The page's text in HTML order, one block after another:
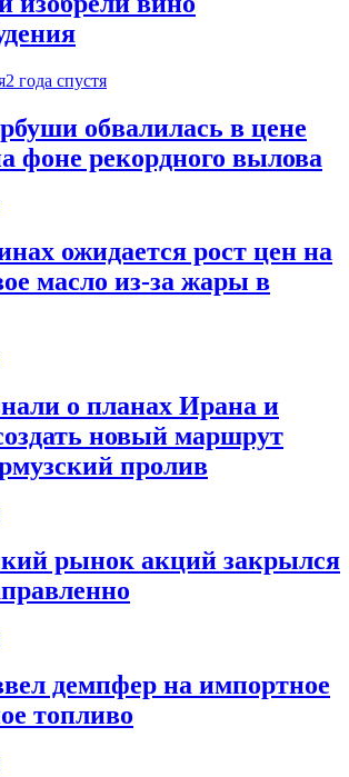
2 года спустя
обвалилась в цене
фоне рекордного вылова
ожидается рост цен на
масло из-за жары в
о планах Ирана и
новый маршрут
пролив
рынок акций закрылся
демпфер на импортное
топливо